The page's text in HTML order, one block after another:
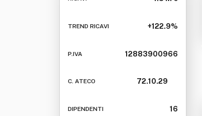
TREND RICAVI +122.9%
P.IVA 12883900966
C. ATECO 72.10.29
DIPENDENTI 16